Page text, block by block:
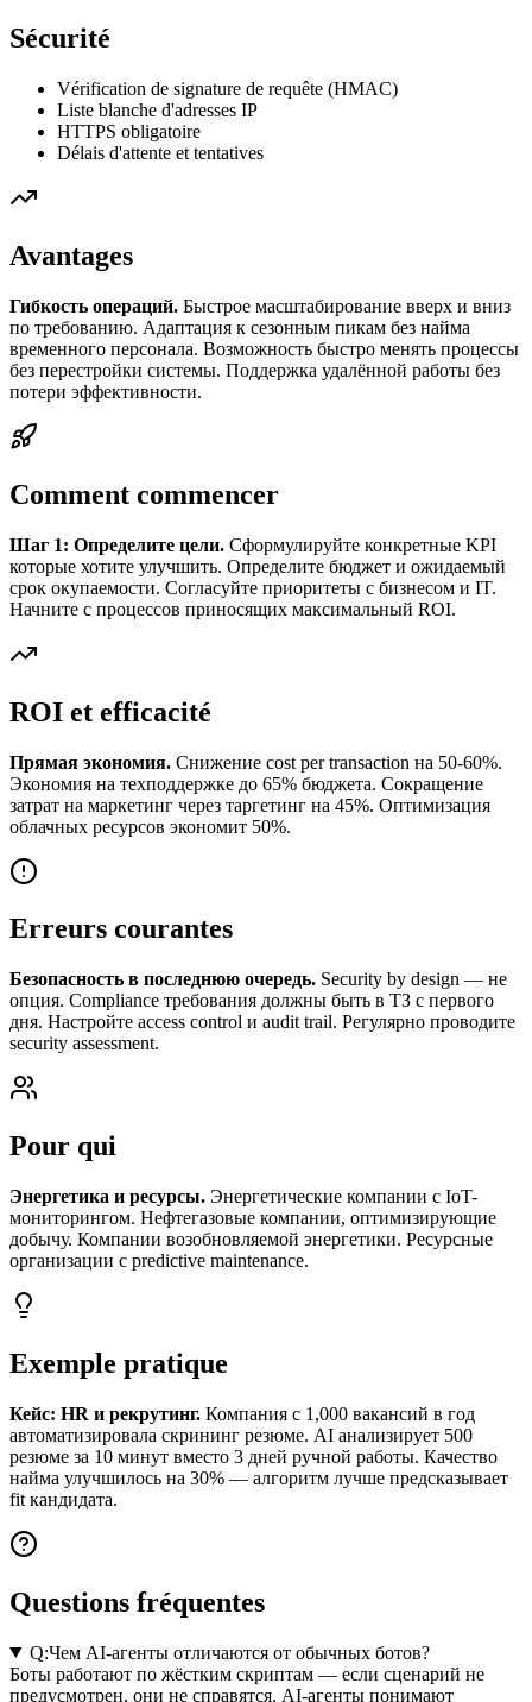
Sécurité
Vérification de signature de requête (HMAC)
Liste blanche d'adresses IP
HTTPS obligatoire
Délais d'attente et tentatives
Avantages
Гибкость операций. Быстрое масштабирование вверх и вниз
по требованию. Адаптация к сезонным пикам без найма
временного персонала. Возможность быстро менять процессы
без перестройки системы. Поддержка удалённой работы без
потери эффективности.
Comment commencer
Шаг 1: Определите цели. Сформулируйте конкретные KPI
которые хотите улучшить. Определите бюджет и ожидаемый
срок окупаемости. Согласуйте приоритеты с бизнесом и IT.
Начните с процессов приносящих максимальный ROI.
ROI et efficacité
Прямая экономия. Снижение cost per transaction на 50-60%.
Экономия на техподдержке до 65% бюджета. Сокращение
затрат на маркетинг через таргетинг на 45%. Оптимизация
облачных ресурсов экономит 50%.
Erreurs courantes
Безопасность в последнюю очередь. Security by design — не
опция. Compliance требования должны быть в ТЗ с первого
дня. Настройте access control и audit trail. Регулярно проводите
security assessment.
Pour qui
Энергетика и ресурсы. Энергетические компании с IoT-
мониторингом. Нефтегазовые компании, оптимизирующие
добычу. Компании возобновляемой энергетики. Ресурсные
организации с predictive maintenance.
Exemple pratique
Кейс: HR и рекрутинг. Компания с 1,000 вакансий в год
автоматизировала скрининг резюме. AI анализирует 500
резюме за 10 минут вместо 3 дней ручной работы. Качество
найма улучшилось на 30% — алгоритм лучше предсказывает
fit кандидата.
Questions fréquentes
Q:Чем AI-агенты отличаются от обычных ботов?
Боты работают по жёстким скриптам — если сценарий не
предусмотрен, они не справятся. AI-агенты понимают